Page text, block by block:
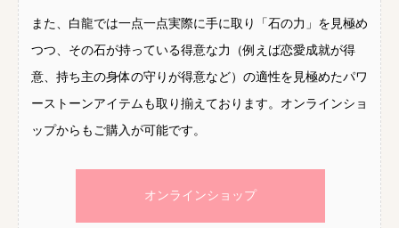
また、白龍では一点一点実際に手に取り「石の力」を見極め
つつ、その石が持っている得意な力（例えば恋愛成就が得
意、持ち主の身体の守りが得意など）の適性を見極めたパワ
ーストーンアイテムも取り揃えております。オンラインショ
ップからもご購入が可能です。
オンラインショップ